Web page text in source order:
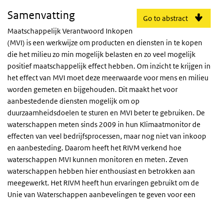
Go to abstract
Samenvatting
Maatschappelijk Verantwoord Inkopen
(MVI) is een werkwijze om producten en diensten in te kopen
die het milieu zo min mogelijk belasten en zo veel mogelijk
positief maatschappelijk effect hebben. Om inzicht te krijgen in
het effect van MVI moet deze meerwaarde voor mens en milieu
worden gemeten en bijgehouden. Dit maakt het voor
aanbestedende diensten mogelijk om op
duurzaamheidsdoelen te sturen en MVI beter te gebruiken. De
waterschappen meten sinds 2009 in hun Klimaatmonitor de
effecten van veel bedrijfsprocessen, maar nog niet van inkoop
en aanbesteding. Daarom heeft het RIVM verkend hoe
waterschappen MVI kunnen monitoren en meten. Zeven
waterschappen hebben hier enthousiast en betrokken aan
meegewerkt. Het RIVM heeft hun ervaringen gebruikt om de
Unie van Waterschappen aanbevelingen te geven voor een